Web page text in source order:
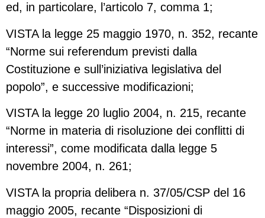
ed, in particolare, l’articolo 7, comma 1;
VISTA la legge 25 maggio 1970, n. 352, recante
“Norme sui referendum previsti dalla
Costituzione e sull’iniziativa legislativa del
popolo”, e successive modificazioni;
VISTA la legge 20 luglio 2004, n. 215, recante
“Norme in materia di risoluzione dei conflitti di
interessi”, come modificata dalla legge 5
novembre 2004, n. 261;
VISTA la propria delibera n. 37/05/CSP del 16
maggio 2005, recante “Disposizioni di